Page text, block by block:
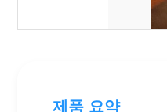
제품 요약